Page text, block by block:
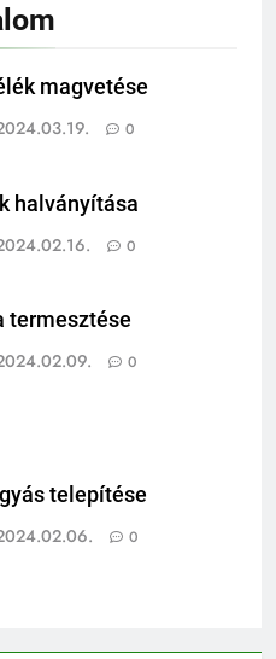
magvetése
0
halványítása
0
termesztése
0
telepítése
0